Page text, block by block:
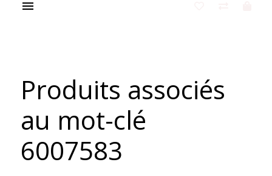
Produits associés
au mot-clé
6007583